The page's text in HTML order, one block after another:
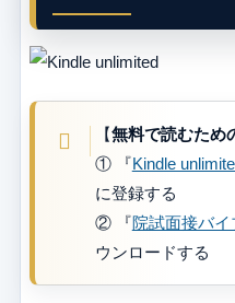
【無料で読むため
① 『Kindle
に登録する
② 『院試面接バイ
ウンロードする